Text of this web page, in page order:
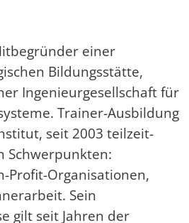
einer
Bildungsstätte,
Ingenieurgesellschaft für
Trainer-Ausbildung
seit 2003 teilzeit-
Schwerpunkten:
Profit-Organisationen,
Sein
gilt seit Jahren der